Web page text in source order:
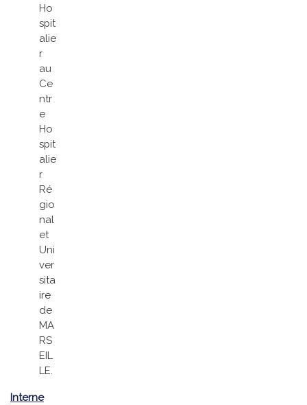
Ho
spit
alie
r
au
Ce
ntr
e
Ho
spit
alie
r
Ré
gio
nal
et
Uni
ver
sita
ire
de
MA
RS
EIL
LE.
Interne